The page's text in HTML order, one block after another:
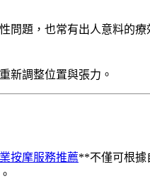
題，也常有出人意料的
新調整位置與張力。
按摩服務推薦**不僅可根據